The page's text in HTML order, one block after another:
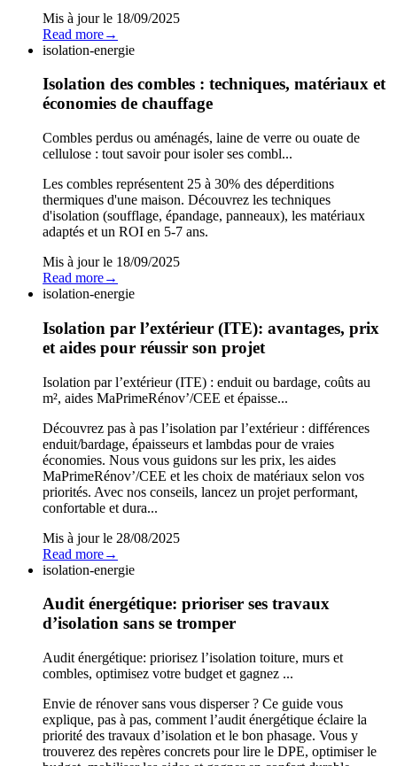
Mis à jour le 18/09/2025
Read more→
isolation-energie
Isolation des combles : techniques, matériaux et
économies de chauffage
Combles perdus ou aménagés, laine de verre ou ouate de
cellulose : tout savoir pour isoler ses combl...
Les combles représentent 25 à 30% des déperditions
thermiques d'une maison. Découvrez les techniques
d'isolation (soufflage, épandage, panneaux), les matériaux
adaptés et un ROI en 5-7 ans.
Mis à jour le 18/09/2025
Read more→
isolation-energie
Isolation par l’extérieur (ITE): avantages, prix
et aides pour réussir son projet
Isolation par l’extérieur (ITE) : enduit ou bardage, coûts au
m², aides MaPrimeRénov’/CEE et épaisse...
Découvrez pas à pas l’isolation par l’extérieur : différences
enduit/bardage, épaisseurs et lambdas pour de vraies
économies. Nous vous guidons sur les prix, les aides
MaPrimeRénov’/CEE et les choix de matériaux selon vos
priorités. Avec nos conseils, lancez un projet performant,
confortable et dura...
Mis à jour le 28/08/2025
Read more→
isolation-energie
Audit énergétique: prioriser ses travaux
d’isolation sans se tromper
Audit énergétique: priorisez l’isolation toiture, murs et
combles, optimisez votre budget et gagnez ...
Envie de rénover sans vous disperser ? Ce guide vous
explique, pas à pas, comment l’audit énergétique éclaire la
priorité des travaux d’isolation et le bon phasage. Vous y
trouverez des repères concrets pour lire le DPE, optimiser le